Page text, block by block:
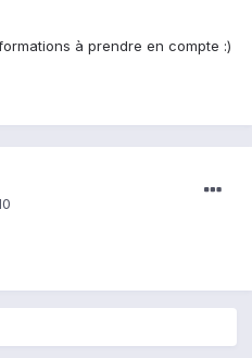
à prendre en compte :)